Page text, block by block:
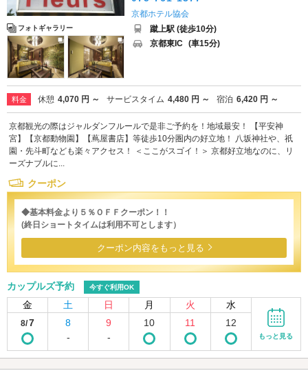
フォトギャラリー
京都ホテル協会
蹴上駅 (徒歩10分)
京都東IC (車15分)
料金 休憩 4,070 円 ～ サービスタイム 4,480 円 ～ 宿泊 6,420 円 ～
京都観光の際はジャルダンフルールで是非ご予約を！地域最安！ 【平安神
宮】【京都動物園】【蔦屋書店】等徒歩10分圏内の好立地！ 八坂神社や、祇
園・先斗町なども楽々アクセス！ ＜ここがスゴイ！＞ 京都好立地なのに、リ
ーズナブルに...
クーポン
◆基本料金より５％ＯＦＦクーポン！！
(終日ショートタイムは利用不可とします）
クーポン内容をもっと見る
カップルズ予約 今すぐ利用OK
金 土 日 月 火 水
8/7
8
-
9
-
10 11 12
もっと見る